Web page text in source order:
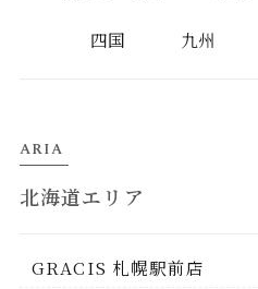
四国 九州
ARIA
北海道エリア
GRACIS 札幌駅前店